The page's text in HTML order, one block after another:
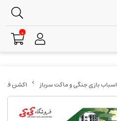
اسباب بازی جنگی و ماکت سرباز اکشن
0